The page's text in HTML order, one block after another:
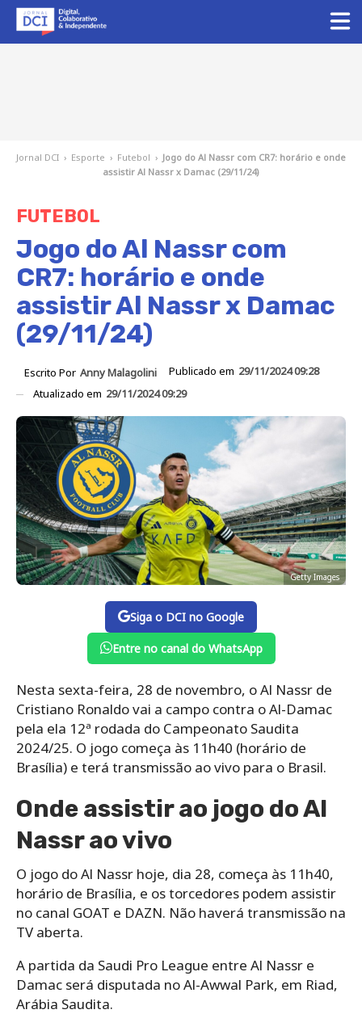
Jornal DCI › Esporte › Futebol › Jogo do Al Nassr com CR7: horário e onde
assistir Al Nassr x Damac (29/11/24)
FUTEBOL
Jogo do Al Nassr com
CR7: horário e onde
assistir Al Nassr x Damac
(29/11/24)
Escrito Por Anny Malagolini Publicado em 29/11/2024 09:28
Atualizado em 29/11/2024 09:29
Getty Images
Siga o DCI no Google
Entre no canal do WhatsApp
Nesta sexta-feira, 28 de novembro, o Al Nassr de
Cristiano Ronaldo vai a campo contra o Al-Damac
pela ela 12ª rodada do Campeonato Saudita
2024/25. O jogo começa às 11h40 (horário de
Brasília) e terá transmissão ao vivo para o Brasil.
Onde assistir ao jogo do Al
Nassr ao vivo
O jogo do Al Nassr hoje, dia 28, começa às 11h40,
horário de Brasília, e os torcedores podem assistir
no canal GOAT e DAZN. Não haverá transmissão na
TV aberta.
A partida da Saudi Pro League entre Al Nassr e
Damac será disputada no Al-Awwal Park, em Riad,
Arábia Saudita.